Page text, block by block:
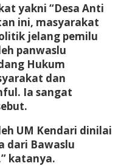
yakni “Desa Anti
ini, masyarakat
jelang pemilu
panwaslu
Hukum
dan
Ia sangat
UM Kendari dinilai
dari Bawaslu
katanya.